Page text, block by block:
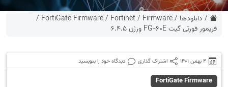
/ دانلودها /
Firmware
/
Fortinet
/
FortiGate Firmware
/
فریمور فورتی گیت FG-60E ورژن 6.4.5
4 بهمن 1401 اشتراک گذاری دیدگاه خود را بنویسید
FortiGate Firmware